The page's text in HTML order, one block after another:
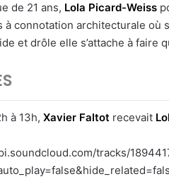
de 21 ans, Lola Picard-Weiss
à connotation architecturale
et drôle elle s’attache à faire
à 13h, Xavier Faltot recevait
tracks/